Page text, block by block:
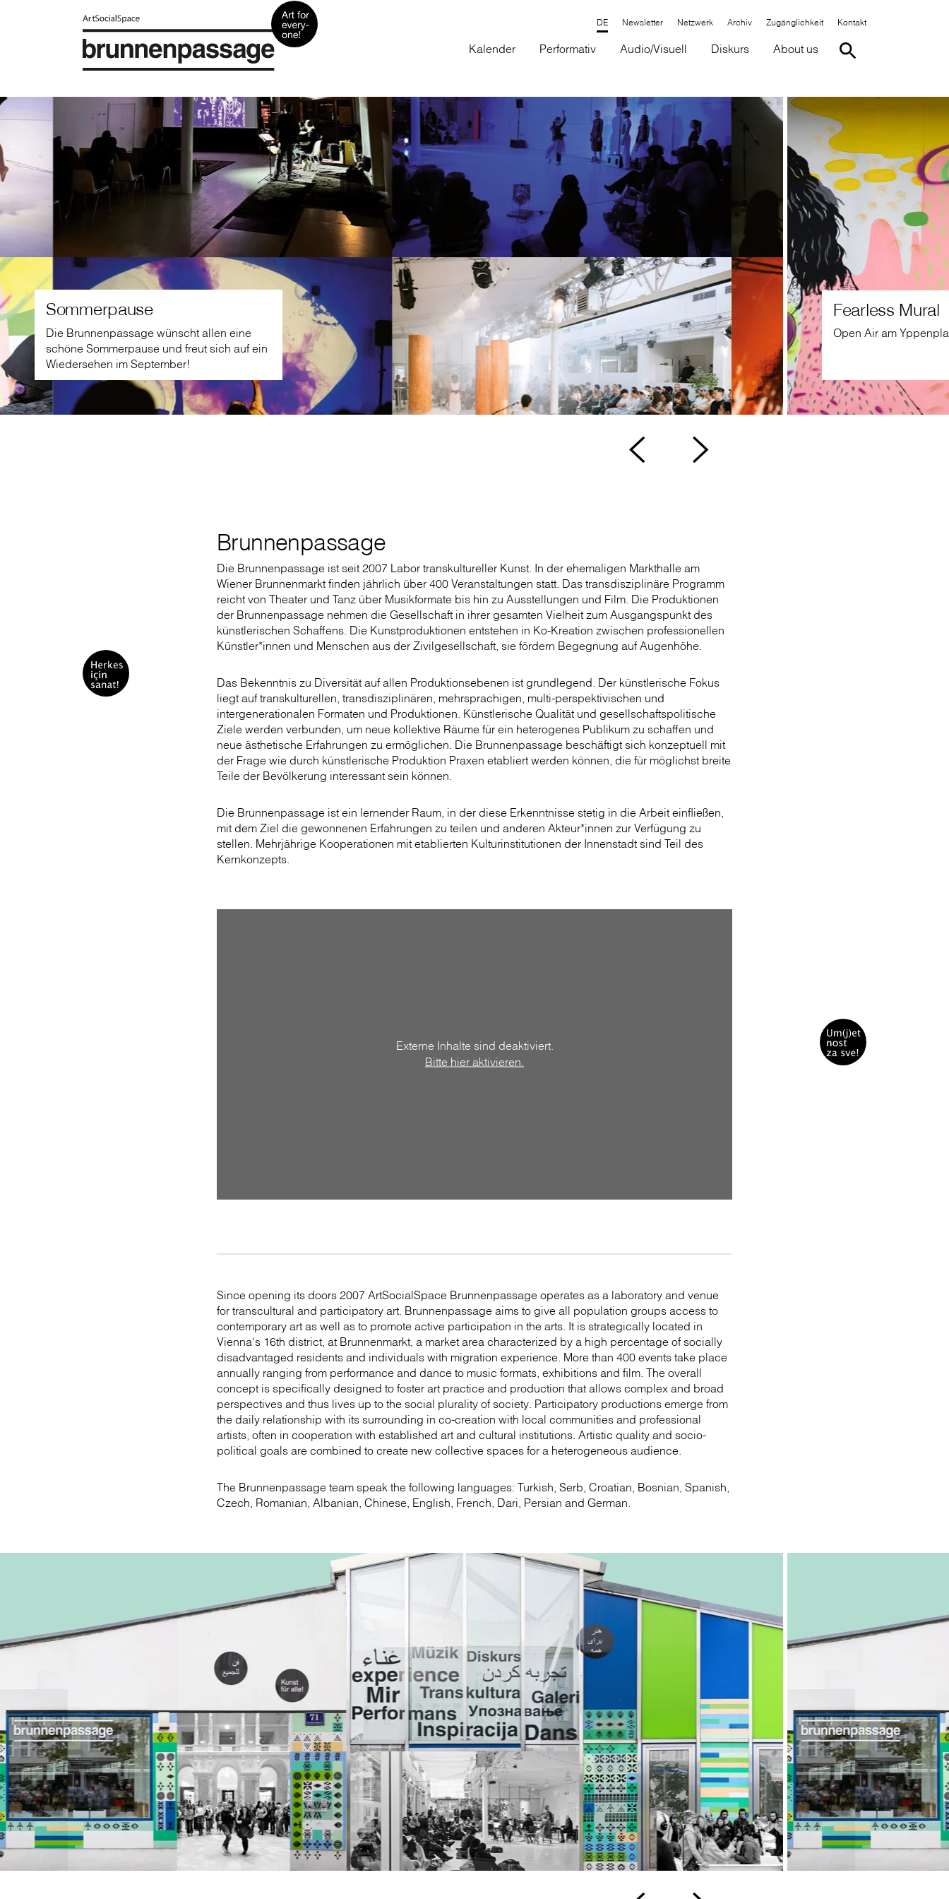
Newsletter Netzwerk Archiv Zugänglichkeit Kontakt
Kalender Performativ Audio/Visuell Diskurs About us
Fearless Mural
Open Air am Yppenplatz
Brunnenpassage
Die Brunnenpassage ist seit 2007 Labor transkultureller Kunst. In der ehemaligen Markthalle am
Wiener Brunnenmarkt finden jährlich über 400 Veranstaltungen statt. Das transdisziplinäre Programm
reicht von Theater und Tanz über Musikformate bis hin zu Ausstellungen und Film. Die Produktionen
der Brunnenpassage nehmen die Gesellschaft in ihrer gesamten Vielheit zum Ausgangspunkt des
künstlerischen Schaffens. Die Kunstproduktionen entstehen in Ko-Kreation zwischen professionellen
Künstler*innen und Menschen aus der Zivilgesellschaft, sie fördern Begegnung auf Augenhöhe.
Das Bekenntnis zu Diversität auf allen Produktionsebenen ist grundlegend. Der künstlerische Fokus
liegt auf transkulturellen, transdisziplinären, mehrsprachigen, multi-perspektivischen und
intergenerationalen Formaten und Produktionen. Künstlerische Qualität und gesellschaftspolitische
Ziele werden verbunden, um neue kollektive Räume für ein heterogenes Publikum zu schaffen und
neue ästhetische Erfahrungen zu ermöglichen. Die Brunnenpassage beschäftigt sich konzeptuell mit
der Frage wie durch künstlerische Produktion Praxen etabliert werden können, die für möglichst breite
Teile der Bevölkerung interessant sein können.
Die Brunnenpassage ist ein lernender Raum, in der diese Erkenntnisse stetig in die Arbeit einfließen,
mit dem Ziel die gewonnenen Erfahrungen zu teilen und anderen Akteur*innen zur Verfügung zu
stellen. Mehrjährige Kooperationen mit etablierten Kulturinstitutionen der Innenstadt sind Teil des
Kernkonzepts.
Externe Inhalte sind deaktiviert.
Bitte hier aktivieren.
Since opening its doors 2007 ArtSocialSpace Brunnenpassage operates as a laboratory and venue
for transcultural and participatory art. Brunnenpassage aims to give all population groups access to
contemporary art as well as to promote active participation in the arts. It is strategically located in
Vienna's 16th district, at Brunnenmarkt, a market area characterized by a high percentage of socially
disadvantaged residents and individuals with migration experience. More than 400 events take place
annually ranging from performance and dance to music formats, exhibitions and film. The overall
concept is specifically designed to foster art practice and production that allows complex and broad
perspectives and thus lives up to the social plurality of society. Participatory productions emerge from
the daily relationship with its surrounding in co-creation with local communities and professional
artists, often in cooperation with established art and cultural institutions. Artistic quality and socio-
political goals are combined to create new collective spaces for a heterogeneous audience.
The Brunnenpassage team speak the following languages: Turkish, Serb, Croatian, Bosnian, Spanish,
Czech, Romanian, Albanian, Chinese, English, French, Dari, Persian and German.